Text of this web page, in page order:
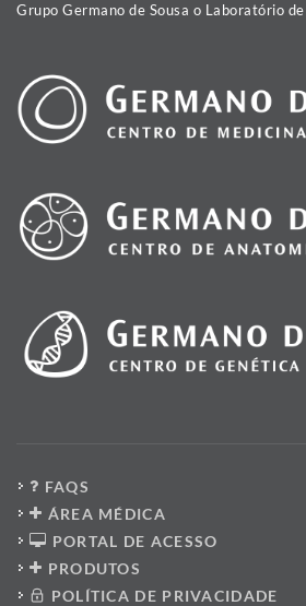
Grupo Germano de Sousa o Laboratório
FAQS
ÁREA MÉDICA
PORTAL DE ACESSO
PRODUTOS
POLÍTICA DE PRIVACIDADE